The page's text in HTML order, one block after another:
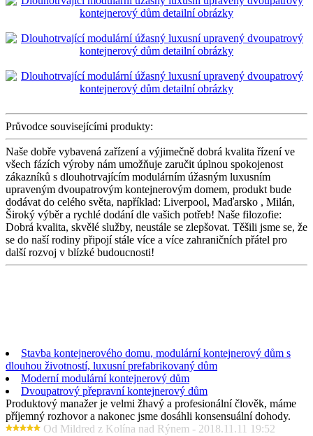
Průvodce souvisejícími produkty:
Naše dobře vybavená zařízení a výjimečně dobrá kvalita řízení ve
všech fázích výroby nám umožňuje zaručit úplnou spokojenost
zákazníků s dlouhotrvajícím modulárním úžasným luxusním
upraveným dvoupatrovým kontejnerovým domem, produkt bude
dodávat do celého světa, například: Liverpool, Maďarsko , Milán,
Široký výběr a rychlé dodání dle vašich potřeb! Naše filozofie:
Dobrá kvalita, skvělé služby, neustále se zlepšovat. Těšili jsme se, že
se do naší rodiny připojí stále více a více zahraničních přátel pro
další rozvoj v blízké budoucnosti!
Stavba kontejnerového domu, modulární kontejnerový dům s
dlouhou životností, luxusní prefabrikovaný dům
Moderní modulární kontejnerový dům
Dvoupatrový přepravní kontejnerový dům
Produktový manažer je velmi žhavý a profesionální člověk, máme
příjemný rozhovor a nakonec jsme dosáhli konsensuální dohody.
Od Mildred z Kolína nad Rýnem - 2018.11.11 19:52